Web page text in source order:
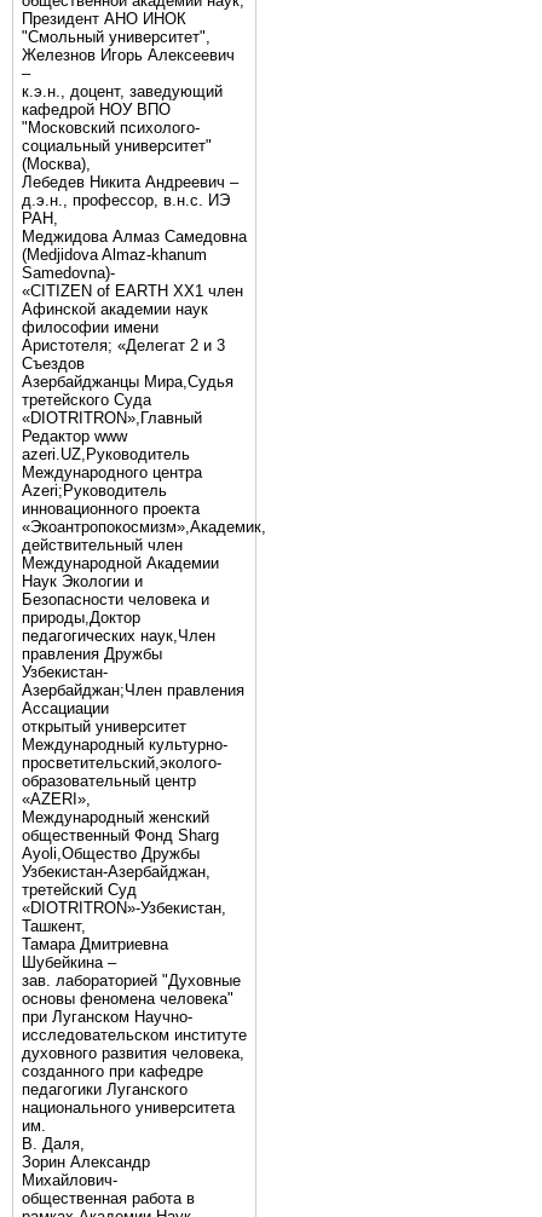
Президент АНО ИНОК
"Смольный университет",
Железнов Игорь Алексеевич
–
к.э.н., доцент, заведующий
кафедрой НОУ ВПО
"Московский психолого-
социальный университет"
(Москва),
Лебедев Никита Андреевич –
д.э.н., профессор, в.н.с. ИЭ
РАН,
Меджидова Алмаз Самедовна
(Medjidova Almaz-khanum
Samedovna)-
«CITIZEN of EARTH XX1 член
Афинской академии наук
философии имени
Аристотеля; «Делегат 2 и 3
Съездов
Азербайджанцы Мира,Судья
третейского Суда
«DIOTRITRON»,Главный
Редактор www
azeri.UZ,Руководитель
Международного центра
Аzeri;Руководитель
инновационного проекта
«Экоантропокосмизм»,Академик,
действительный член
Международной Академии
Наук Экологии и
Безопасности человека и
природы,Доктор
педагогических наук,Член
правления Дружбы
Узбекистан-
Азербайджан;Член правления
Ассациации
открытый университет
Международный культурно-
просветительский,эколого-
образовательный центр
«AZERI»,
Mеждународный женский
общественный Фонд Sharg
Аyoli,Общество Дружбы
Узбекистан-Азербайджан,
третейский Суд
«DIOTRITRON»-Узбекистан,
Ташкент,
Тамара Дмитриевна
Шубейкина –
зав. лабораторией "Духовные
основы феномена человека"
при Луганском Научно-
исследовательском институте
духовного развития человека,
созданного при кафедре
педагогики Луганского
национального университета
им.
В. Даля,
Зорин Александр
Михайлович-
общественная работа в